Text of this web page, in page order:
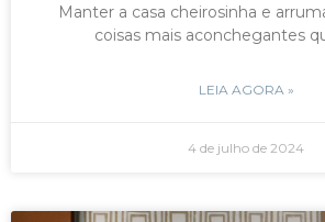
Manter a casa cheirosinha e
coisas mais aconchegantes
LEIA AGORA »
4 de julho de 2024